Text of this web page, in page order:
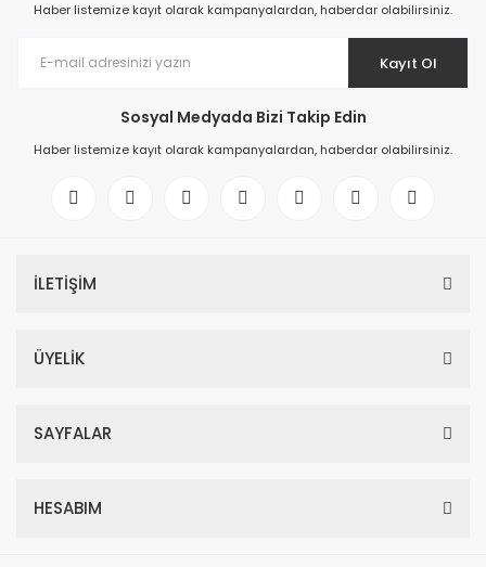
Haber listemize kayıt olarak kampanyalardan, haberdar olabilirsiniz.
Kayıt Ol
Sosyal Medyada Bizi Takip Edin
Haber listemize kayıt olarak kampanyalardan, haberdar olabilirsiniz.
İLETİŞİM
ÜYELİK
SAYFALAR
HESABIM